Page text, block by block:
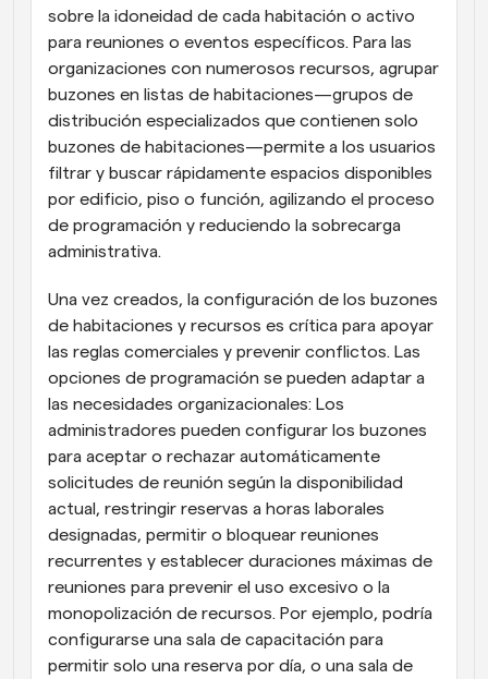
sobre la idoneidad de cada habitación o activo
para reuniones o eventos específicos. Para las
organizaciones con numerosos recursos, agrupar
buzones en listas de habitaciones—grupos de
distribución especializados que contienen solo
buzones de habitaciones—permite a los usuarios
filtrar y buscar rápidamente espacios disponibles
por edificio, piso o función, agilizando el proceso
de programación y reduciendo la sobrecarga
administrativa.
Una vez creados, la configuración de los buzones
de habitaciones y recursos es crítica para apoyar
las reglas comerciales y prevenir conflictos. Las
opciones de programación se pueden adaptar a
las necesidades organizacionales: Los
administradores pueden configurar los buzones
para aceptar o rechazar automáticamente
solicitudes de reunión según la disponibilidad
actual, restringir reservas a horas laborales
designadas, permitir o bloquear reuniones
recurrentes y establecer duraciones máximas de
reuniones para prevenir el uso excesivo o la
monopolización de recursos. Por ejemplo, podría
configurarse una sala de capacitación para
permitir solo una reserva por día, o una sala de